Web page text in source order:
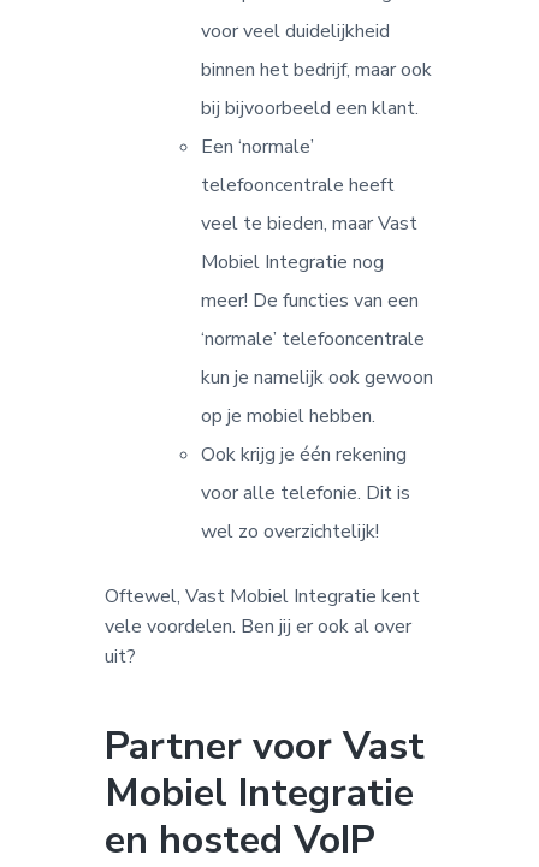
voor veel duidelijkheid
binnen het bedrijf, maar ook
bij bijvoorbeeld een klant.
Een ‘normale’
telefooncentrale heeft
veel te bieden, maar Vast
Mobiel Integratie nog
meer! De functies van een
‘normale’ telefooncentrale
kun je namelijk ook gewoon
op je mobiel hebben.
Ook krijg je één rekening
voor alle telefonie. Dit is
wel zo overzichtelijk!
Oftewel, Vast Mobiel Integratie kent
vele voordelen. Ben jij er ook al over
uit?
Partner voor Vast
Mobiel Integratie
en hosted VoIP